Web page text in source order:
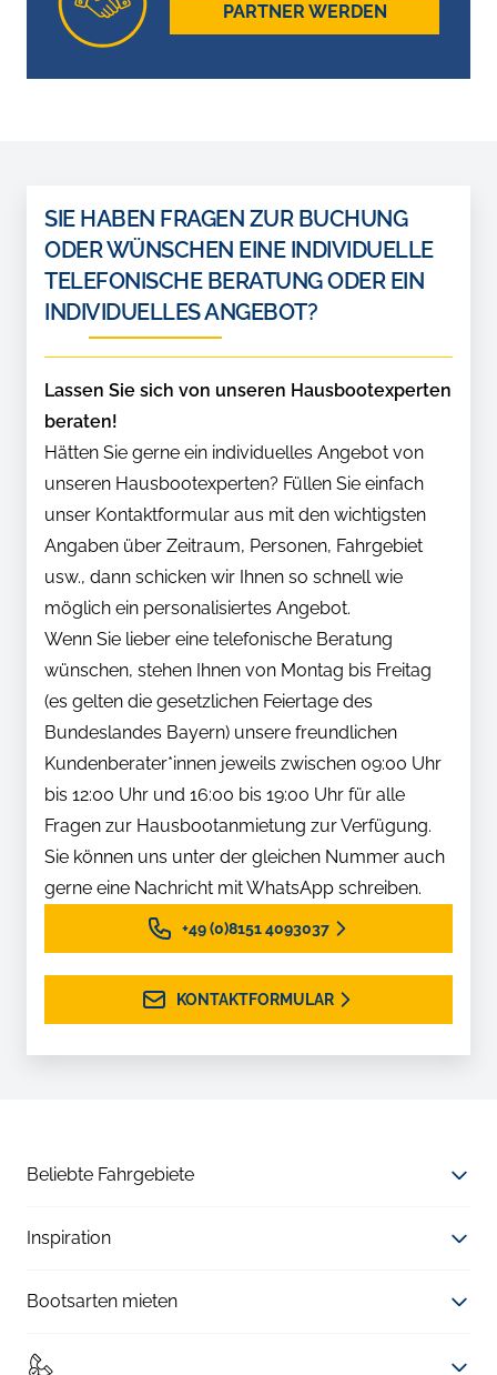
PARTNER WERDEN
SIE HABEN FRAGEN ZUR BUCHUNG
ODER WÜNSCHEN EINE INDIVIDUELLE
TELEFONISCHE BERATUNG ODER EIN
INDIVIDUELLES ANGEBOT?
Lassen Sie sich von unseren Hausbootexperten
beraten!
Hätten Sie gerne ein individuelles Angebot von
unseren Hausbootexperten? Füllen Sie einfach
unser Kontaktformular aus mit den wichtigsten
Angaben über Zeitraum, Personen, Fahrgebiet
usw., dann schicken wir Ihnen so schnell wie
möglich ein personalisiertes Angebot.
Wenn Sie lieber eine telefonische Beratung
wünschen, stehen Ihnen von Montag bis Freitag
(es gelten die gesetzlichen Feiertage des
Bundeslandes Bayern) unsere freundlichen
Kundenberater*innen jeweils zwischen 09:00 Uhr
bis 12:00 Uhr und 16:00 bis 19:00 Uhr für alle
Fragen zur Hausbootanmietung zur Verfügung.
Sie können uns unter der gleichen Nummer auch
gerne eine Nachricht mit WhatsApp schreiben.
+49 (0)8151 4093037
KONTAKTFORMULAR
Beliebte Fahrgebiete
Inspiration
Bootsarten mieten